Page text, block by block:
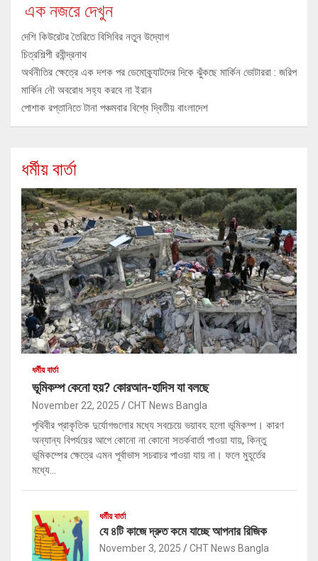
এক নজরে দেখুন
দেশি কিউরেটর তৈরিতে বিসিবির নতুন উদ্যোগ
চিত্রশিল্পী রবীন্দ্রনাথ
অর্থনীতির ক্ষেত্রে এক দশক পর ডেমোক্র্যাটদের দিকে ঝুঁকছে মার্কিন ভোটাররা : জরিপ
মার্কিন নৌ অবরোধ সহ্য করবে না ইরান
পোশাক রপ্তানিতে টানা পঞ্চমবার বিশ্বে দ্বিতীয় বাংলাদেশ
ধর্মীয় বার্তা
ধর্মীয় বার্তা
ভূমিকম্প কেনো হয়? কোরআন-হাদিস যা বলছে
November 22, 2025 CHT News Bangla
পৃথিবীর প্রাকৃতিক দুর্যোগগুলোর মধ্যে সবচেয়ে ভয়াবহ হলো ভূমিকম্প। কারণ
অন্যান্য বিপর্যয়ের আগে কোনো না কোনো সতর্কবার্তা পাওয়া যায়, কিন্তু
ভূমিকম্পের ক্ষেত্রে এমন পূর্বাভাস সচরাচর পাওয়া যায় না। ফলে মুহূর্তের
মধ্যে…
ধর্মীয় বার্তা
যে ৪টি কাজে দ্রুত কমে যাচ্ছে আপনার রিজিক
November 3, 2025 CHT News Bangla